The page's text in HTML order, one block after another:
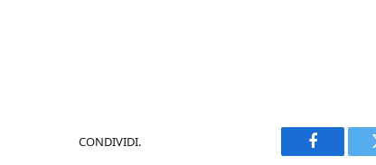
CONDIVIDI.
Facebook